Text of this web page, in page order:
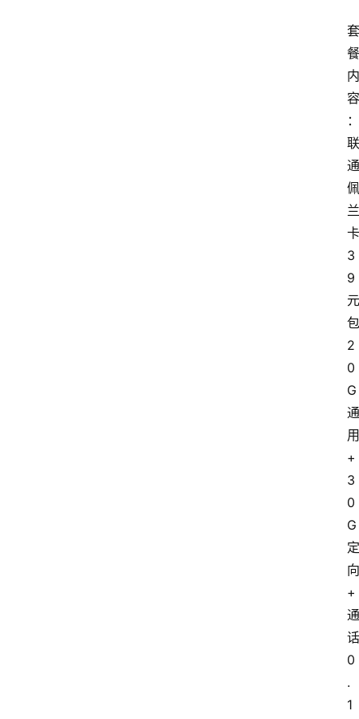
套
餐
内
容
：
联
通
佩
兰
卡
3
9
元
包
2
0
G
通
用
+
3
0
G
定
向
+
通
话
0
.
1